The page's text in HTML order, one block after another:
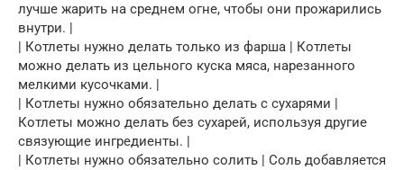
лучше жарить на среднем огне, чтобы они прожарились
внутри. |
| Котлеты нужно делать только из фарша | Котлеты
можно делать из цельного куска мяса, нарезанного
мелкими кусочками. |
| Котлеты нужно обязательно делать с сухарями |
Котлеты можно делать без сухарей, используя другие
связующие ингредиенты. |
| Котлеты нужно обязательно солить | Соль добавляется